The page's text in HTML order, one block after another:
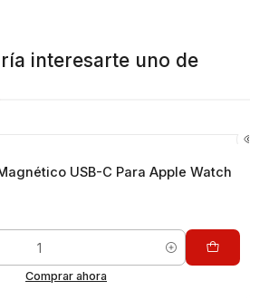
interesarte uno de
USB-C Para Apple Watch
Comprar ahora